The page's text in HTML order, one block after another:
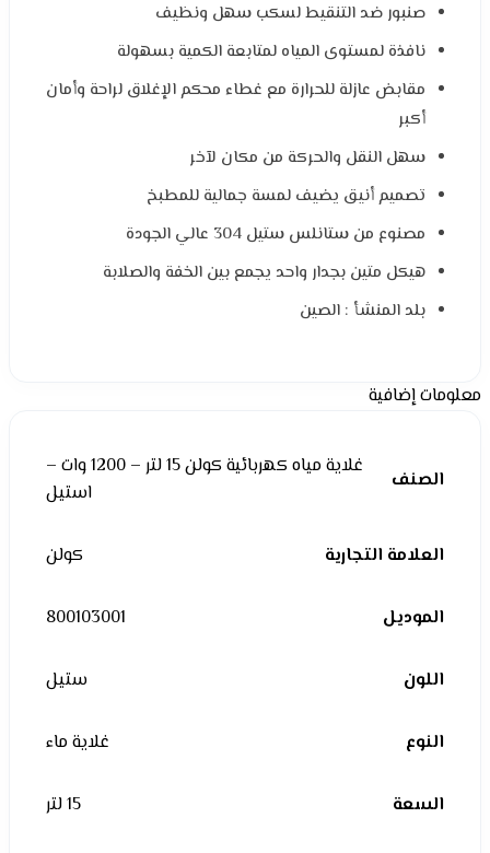
صنبور ضد التنقيط لسكب سهل ونظيف
نافذة لمستوى المياه لمتابعة الكمية بسهولة
مقابض عازلة للحرارة مع غطاء محكم الإغلاق لراحة وأمان
أكبر
سهل النقل والحركة من مكان لآخر
تصميم أنيق يضيف لمسة جمالية للمطبخ
مصنوع من ستانلس ستيل 304 عالي الجودة
هيكل متين بجدار واحد يجمع بين الخفة والصلابة
بلد المنشأ : الصين
معلومات إضافية
الصنف
غلاية مياه كهربائية كولن 15 لتر – 1200 وات –
استيل
العلامة التجارية كولن
الموديل 800103001
اللون ستيل
النوع غلاية ماء
السعة 15 لتر